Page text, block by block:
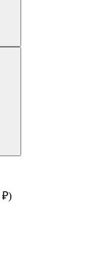
₽)